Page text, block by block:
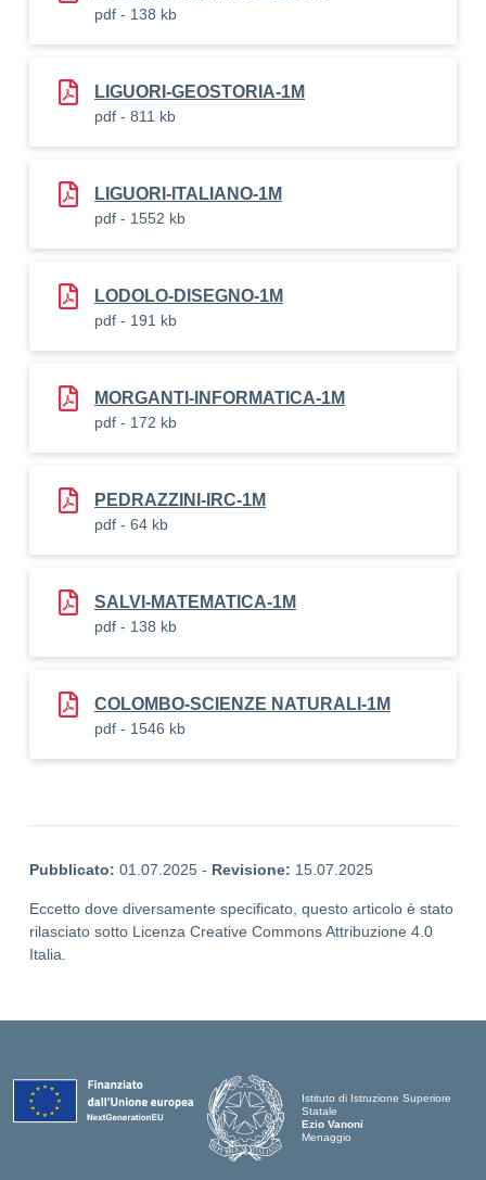
pdf - 138 kb
LIGUORI-GEOSTORIA-1M
pdf - 811 kb
LIGUORI-ITALIANO-1M
pdf - 1552 kb
LODOLO-DISEGNO-1M
pdf - 191 kb
MORGANTI-INFORMATICA-1M
pdf - 172 kb
PEDRAZZINI-IRC-1M
pdf - 64 kb
SALVI-MATEMATICA-1M
pdf - 138 kb
COLOMBO-SCIENZE NATURALI-1M
pdf - 1546 kb
Pubblicato: 01.07.2025 - Revisione: 15.07.2025
Eccetto dove diversamente specificato, questo articolo è stato
rilasciato sotto Licenza Creative Commons Attribuzione 4.0
Italia.
Istituto di Istruzione Superiore
Statale
Ezio Vanoni
Menaggio